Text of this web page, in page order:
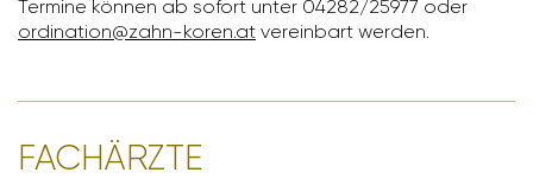
Termine können ab sofort unter 04282/​25977 oder
ordi­na­tion@zahn-koren.at verein­bart werden.
FACH­ÄRZTE